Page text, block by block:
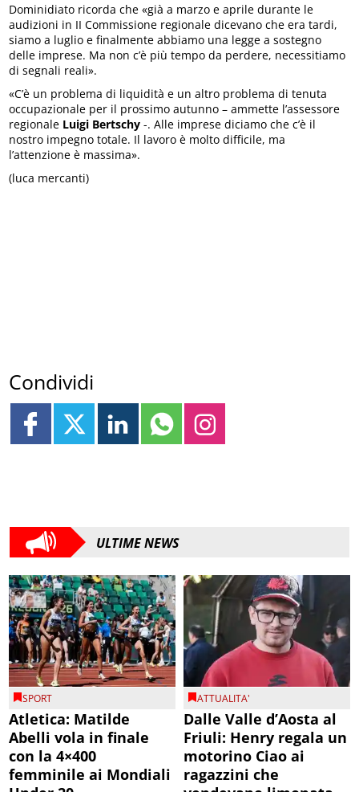
Dominidiato ricorda che «già a marzo e aprile durante le
audizioni in II Commissione regionale dicevano che era tardi,
siamo a luglio e finalmente abbiamo una legge a sostegno
delle imprese. Ma non c’è più tempo da perdere, necessitiamo
di segnali reali».
«C’è un problema di liquidità e un altro problema di tenuta
occupazionale per il prossimo autunno – ammette l’assessore
regionale Luigi Bertschy -. Alle imprese diciamo che c’è il
nostro impegno totale. Il lavoro è molto difficile, ma
l’attenzione è massima».
(luca mercanti)
Condividi
ULTIME NEWS
SPORT
Atletica: Matilde
Abelli vola in finale
con la 4×400
femminile ai Mondiali
ATTUALITA'
Dalle Valle d’Aosta al
Friuli: Henry regala un
motorino Ciao ai
ragazzini che